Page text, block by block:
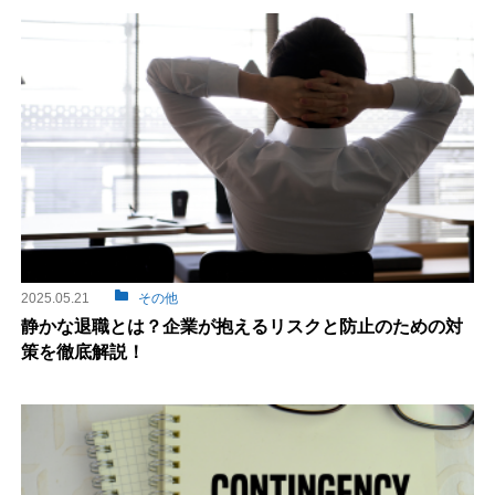
2025.05.21 その他
静かな退職とは？企業が抱えるリスクと防止のための対
策を徹底解説！